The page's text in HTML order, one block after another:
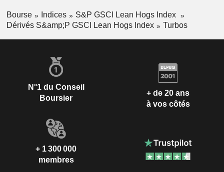
Bourse Indices
S&P GSCI Lean Hogs Index
Dérivés S&amp;P GSCI Lean Hogs Index
Turbos
N°1 du Conseil
Boursier
+ de 20 ans
à vos côtés
+ 1 300 000
membres